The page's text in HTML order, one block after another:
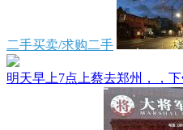
二手买卖/求购二手
明天早上7点上蔡去郑州，，